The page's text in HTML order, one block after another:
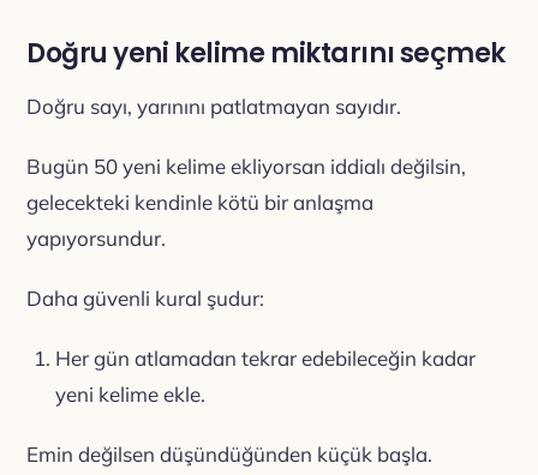
Doğru yeni kelime miktarını seçmek
Doğru sayı, yarınını patlatmayan sayıdır.
Bugün 50 yeni kelime ekliyorsan iddialı değilsin,
gelecekteki kendinle kötü bir anlaşma
yapıyorsundur.
Daha güvenli kural şudur:
Her gün atlamadan tekrar edebileceğin kadar
yeni kelime ekle.
Emin değilsen düşündüğünden küçük başla.